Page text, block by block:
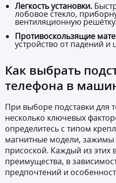
Легкость установки.
лобовое стекло,
вентиляционную решётку.
Противоскользящие
устройство от падений и
Как выбрать
телефона в
При выборе подставки для
несколько ключевых
определитесь с типом
магнитные модели, зажимы
присоской. Каждый из этих
преимущества, в
предпочтений и